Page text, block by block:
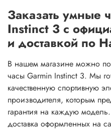
Заказать умные
Instinct 3 с
и доставкой по
В нашем магазине можно по
часы Garmin Instinct 3. Мы
качественную спортивную
производителя, которым
гарантия на каждую
доставка оформленных на